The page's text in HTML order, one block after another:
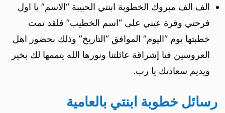
الف الف مبروك الخطوبة ابنتي الحبيبة “الاسم” يا اول
فرحتي وقرة عيني على “اسم الخطيب” فلقد تمت
خطبتها يوم “اليوم” الموافق “التاريخ” وذلك بحضور اهل
العروسين فيا إشراقة عائلتنا ونورها الله يتممها لك بخير
ويديم سعادتك يا رب.
رسائل خطوبة ابنتي بالعامية